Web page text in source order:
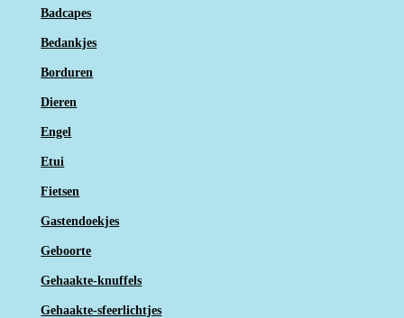
Badcapes
Bedankjes
Borduren
Dieren
Engel
Etui
Fietsen
Gastendoekjes
Geboorte
Gehaakte-knuffels
Gehaakte-sfeerlichtjes